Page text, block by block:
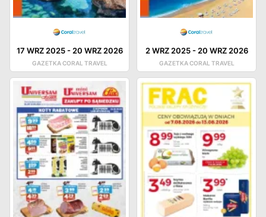
17 WRZ 2025- 20 WRZ 2026
GAZETKA CORAL TRAVEL
2 WRZ 2025- 20 WRZ 2026
GAZETKA CORAL TRAVEL